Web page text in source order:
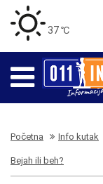
37 ℃
Početna Info kutak
Bejah ili beh?